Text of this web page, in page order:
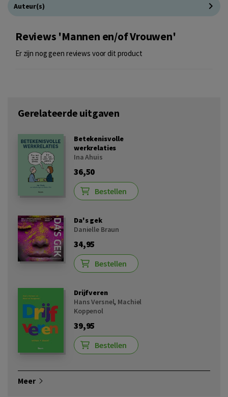
Auteur(s)
Reviews 'Mannen en/of Vrouwen'
Er zijn nog geen reviews voor dit product
Gerelateerde uitgaven
Betekenisvolle
werkrelaties
Ina Ahuis
36,50
Bestellen
Da's gek
Danielle Braun
34,95
Bestellen
Drijfveren
Hans Versnel, Machiel
Koppenol
39,95
Bestellen
Meer